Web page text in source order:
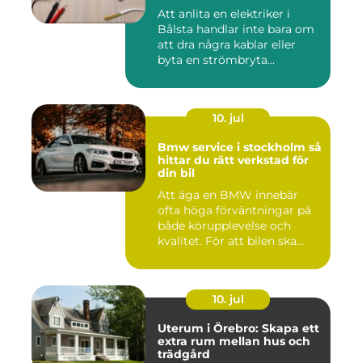
Att anlita en elektriker i
Bålsta handlar inte bara om
att dra några kablar eller
byta en strömbryta...
10. jul
Bmw service i stockholm så
hittar du rätt verkstad för
din bil
Att äga en BMW innebär
ofta höga förväntningar på
både körupplevelse och
kvalitet. För att bilen ska...
10. jul
Uterum i Örebro: Skapa ett
extra rum mellan hus och
trädgård